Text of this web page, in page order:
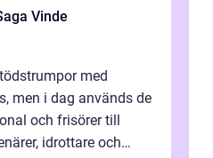
Vinde
med
men i dag används de
och frisörer till
idrottare och